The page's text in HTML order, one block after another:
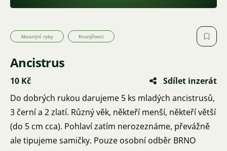
Akvarijní ryby Krunýřovci
Ancistrus
10 Kč
Sdílet inzerát
Do dobrých rukou darujeme 5 ks mladých ancistrusů,
3 černí a 2 zlatí. Různý věk, někteří menší, někteří větší
(do 5 cm cca). Pohlaví zatím nerozeznáme, převážně
ale tipujeme samičky. Pouze osobní odběr BRNO